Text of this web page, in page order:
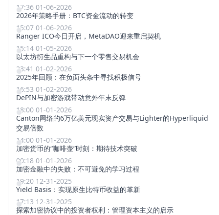
17:36 01-06-2026
2026年策略手册：BTC资金流动的转变
15:07 01-06-2026
Ranger ICO今日开启，MetaDAO迎来重启契机
15:14 01-05-2026
以太坊衍生品重构与下一个零售交易机会
23:41 01-02-2026
2025年回顾：在负面头条中寻找积极信号
16:53 01-02-2026
DePIN与加密游戏带动意外年末反弹
18:00 01-01-2026
Canton网络的6万亿美元现实资产交易与Lighter的Hyperliquid
交易倍数
14:00 01-01-2026
加密货币的“咖啡壶”时刻：期待技术突破
00:18 01-01-2026
加密金融中的失败：不可避免的学习过程
19:20 12-31-2025
Yield Basis：实现原生比特币收益的革新
17:13 12-31-2025
探索加密协议中的投资者权利：管理资本主义的启示